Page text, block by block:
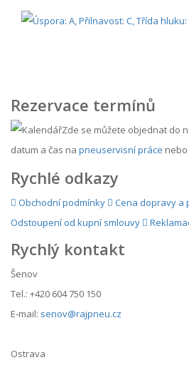
Rezervace termínů
Zde se můžete objednat do
datum a čas na pneuservisní práce nebo
Rychlé odkazy
Obchodní podmínky
Cena dopravy a
Odstoupení od kupní smlouvy
Rychlý kontakt
Šenov
Tel.: +420 604 750 150
E-mail: senov@rajpneu.cz
Ostrava